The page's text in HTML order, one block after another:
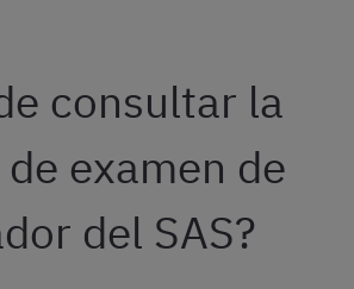
consultar la
examen de
del SAS?